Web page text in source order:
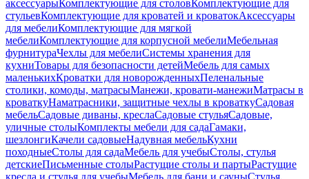
аксессуарыКомплектующие для столовКомплектующие для
стульевКомплектующие для кроватей и кроватокАксессуары
для мебелиКомплектующие для мягкой
мебелиКомплектующие для корпусной мебелиМебельная
фурнитураЧехлы для мебелиСистемы хранения для
кухниТовары для безопасности детейМебель для самых
маленькихКроватки для новорожденныхПеленальные
столики, комоды, матрасыМанежи, кровати-манежиМатрасы в
кроваткуНаматрасники, защитные чехлы в кроваткуСадовая
мебельСадовые диваны, креслаСадовые стульяСадовые,
уличные столыКомплекты мебели для садаГамаки,
шезлонгиКачели садовыеНадувная мебельКухни
походныеСтолы для садаМебель для учебыСтолы, стулья
детскиеПисьменные столыРастущие столы и партыРастущие
кресла и стулья для учебыМебель для бани и сауныСтулья,